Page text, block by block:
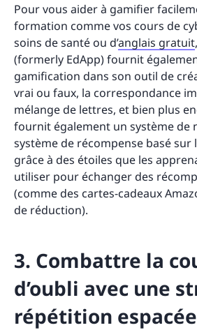
Pour vous aider à gamifier
formation comme vos cours de
soins de santé ou d’anglais gratuit
(formerly EdApp) fournit
gamification dans son outil de
vrai ou faux, la correspondance
mélange de lettres, et bien plus
fournit également un système de
système de récompense basé sur
grâce à des étoiles que les
utiliser pour échanger des
(comme des cartes-cadeaux
de réduction).
3. Combattre la
d’oubli avec une
répétition espacée